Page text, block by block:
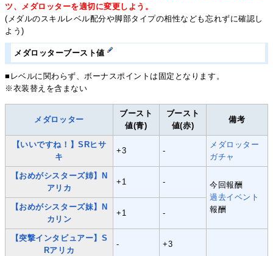
ツ、メダロッターを適切に変更しよう。
(メダルのスキルレベル配分や脚部タイプの相性なども忘れずに確認し
よう)
メダロッターブースト値
■レベルに関わらず、ボーナスポイントは固定となります。
※衣装替えを含まない
メダロッター
ブースト
値(青)
ブースト
値(赤)
備考
【いいですね！】SRヒサ
キ
+3 -
メダロッター
ガチャ
【おめがシスターズ姉】N
アリカ
+1 -
今回報酬
過去イベント
報酬
【おめがシスターズ妹】N
カリン
+1 -
【突撃インタビュアー】S
Rアリカ
- +3